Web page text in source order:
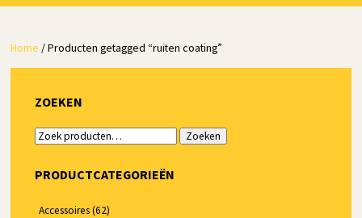
Home / Producten getagged “ruiten coating”
ZOEKEN
Zoeken
Zoeken
PRODUCTCATEGORIEËN
Accessoires (62)